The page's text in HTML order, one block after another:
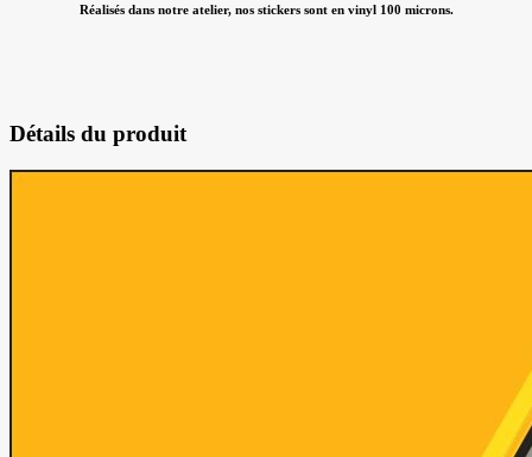
Réalisés dans notre atelier, nos stickers sont en vinyl 100 microns.
Détails du produit